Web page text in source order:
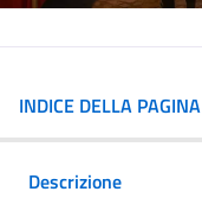
INDICE DELLA PAGINA
Descrizione